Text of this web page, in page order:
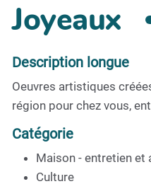
Joyeaux
Description longue
Oeuvres artistiques
région pour chez vous,
Catégorie
Maison - entretien et
Culture